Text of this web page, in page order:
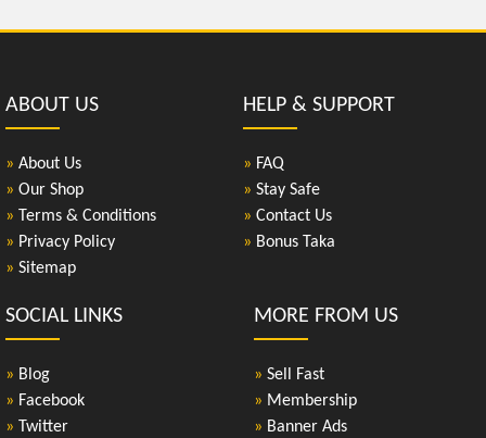
ABOUT US
» About Us
» Our Shop
» Terms & Conditions
» Privacy Policy
» Sitemap
HELP & SUPPORT
» FAQ
» Stay Safe
» Contact Us
» Bonus Taka
SOCIAL LINKS
» Blog
» Facebook
» Twitter
MORE FROM US
» Sell Fast
» Membership
» Banner Ads